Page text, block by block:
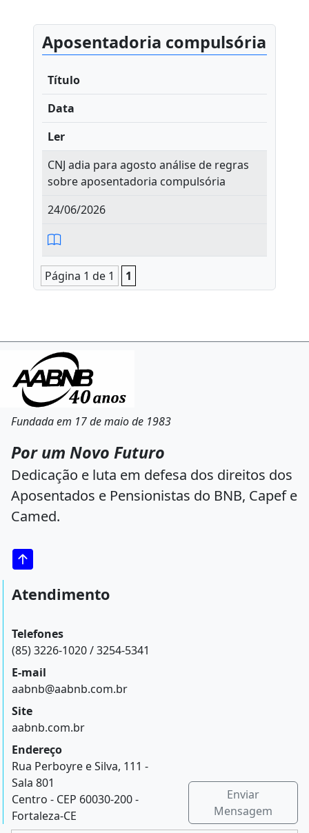
Aposentadoria compulsória
Título
Data
Ler
CNJ adia para agosto análise de regras
sobre aposentadoria compulsória
24/06/2026
Página 1 de 1 1
Fundada em 17 de maio de 1983
Por um Novo Futuro
Dedicação e luta em defesa dos direitos dos
Aposentados e Pensionistas do BNB, Capef e
Camed.
Atendimento
Telefones
(85) 3226-1020 / 3254-5341
E-mail
aabnb@aabnb.com.br
Site
aabnb.com.br
Endereço
Rua Perboyre e Silva, 111 -
Sala 801
Centro - CEP 60030-200 -
Fortaleza-CE
Enviar
Mensagem